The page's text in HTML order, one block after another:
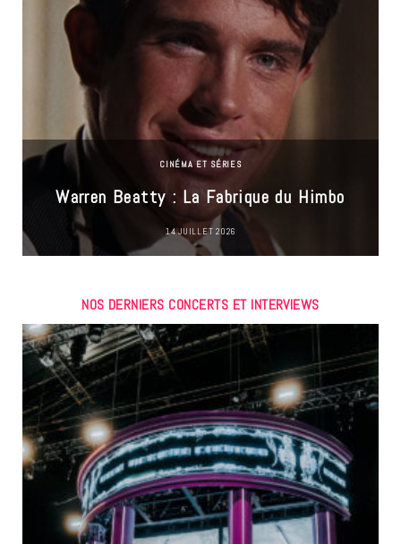
CINÉMA ET SÉRIES
Warren Beatty : La Fabrique du Himbo
14 JUILLET 2026
NOS DERNIERS CONCERTS ET INTERVIEWS